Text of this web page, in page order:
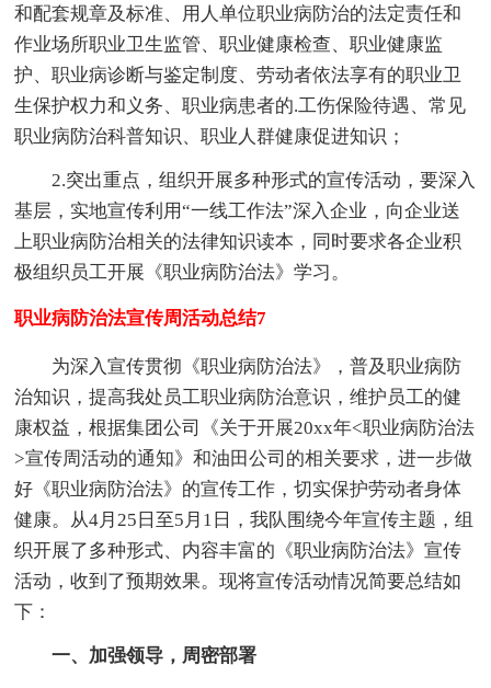
和配套规章及标准、用人单位职业病防治的法定责任和
作业场所职业卫生监管、职业健康检查、职业健康监
护、职业病诊断与鉴定制度、劳动者依法享有的职业卫
生保护权力和义务、职业病患者的.工伤保险待遇、常见
职业病防治科普知识、职业人群健康促进知识；
2.突出重点，组织开展多种形式的宣传活动，要深入
基层，实地宣传利用“一线工作法”深入企业，向企业送
上职业病防治相关的法律知识读本，同时要求各企业积
极组织员工开展《职业病防治法》学习。
职业病防治法宣传周活动总结7
为深入宣传贯彻《职业病防治法》，普及职业病防
治知识，提高我处员工职业病防治意识，维护员工的健
康权益，根据集团公司《关于开展20xx年<职业病防治法
>宣传周活动的通知》和油田公司的相关要求，进一步做
好《职业病防治法》的宣传工作，切实保护劳动者身体
健康。从4月25日至5月1日，我队围绕今年宣传主题，组
织开展了多种形式、内容丰富的《职业病防治法》宣传
活动，收到了预期效果。现将宣传活动情况简要总结如
下：
一、加强领导，周密部署